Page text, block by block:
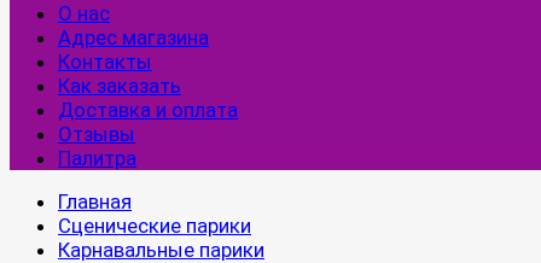
О нас
Адрес магазина
Контакты
Как заказать
Доставка и оплата
Отзывы
Палитра
Главная
Сценические парики
Карнавальные парики